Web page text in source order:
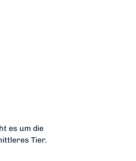
es um die
Tier.